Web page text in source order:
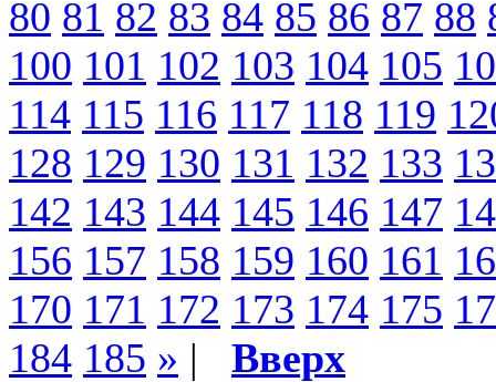
80 81 82 83 84 85 86 87 88
100 101 102 103 104 105
114 115 116 117 118 119
128 129 130 131 132 133
142 143 144 145 146 147
156 157 158 159 160 161
170 171 172 173 174 175
184 185 » | Вверх